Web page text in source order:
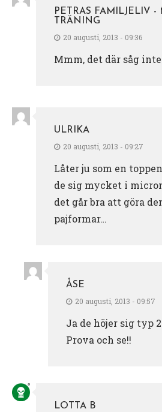
PETRAS FAMILJELIV
TRÄNING
20 augusti, 2013 - 09:36
Mmm, det där såg
ULRIKA
20 augusti, 2013 - 09:27
Låter ju som en
de sig mycket i
det går bra att göra
pajformar…
ÅSE
20 augusti, 2013 - 09:57
Ja de höjer sig typ
Prova och se!!
LOTTA B